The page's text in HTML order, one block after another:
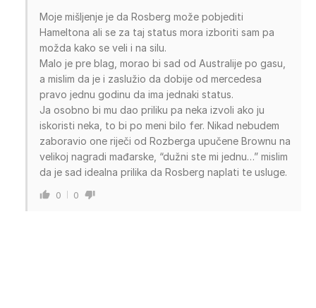
Moje mišljenje je da Rosberg može pobjediti
Hameltona ali se za taj status mora izboriti sam pa
možda kako se veli i na silu.
Malo je pre blag, morao bi sad od Australije po gasu,
a mislim da je i zaslužio da dobije od mercedesa
pravo jednu godinu da ima jednaki status.
Ja osobno bi mu dao priliku pa neka izvoli ako ju
iskoristi neka, to bi po meni bilo fer. Nikad nebudem
zaboravio one riječi od Rozberga upučene Brownu na
velikoj nagradi mađarske, “dužni ste mi jednu…” mislim
da je sad idealna prilika da Rosberg naplati te usluge.
0 0